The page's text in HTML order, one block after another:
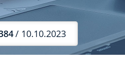
/ 10.10.2023